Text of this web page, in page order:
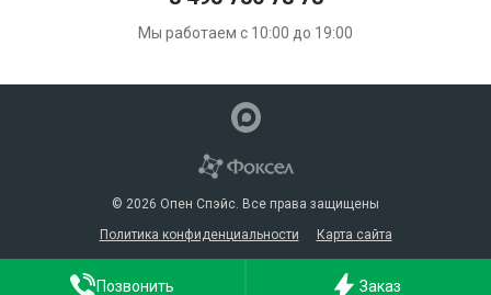
Мы работаем с 10:00 до 19:00
© 2026 Опен Спэйс. Все права защищены
Политика конфиденциальности
Карта сайта
Позвонить Заказ